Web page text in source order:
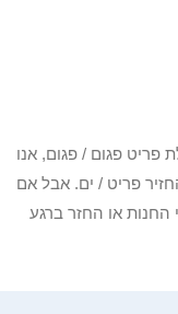
30 יום או שקיבלת פריט פגום / פגום, אנו
פריט / ים. אבל אם
החנות או החזר ברגע